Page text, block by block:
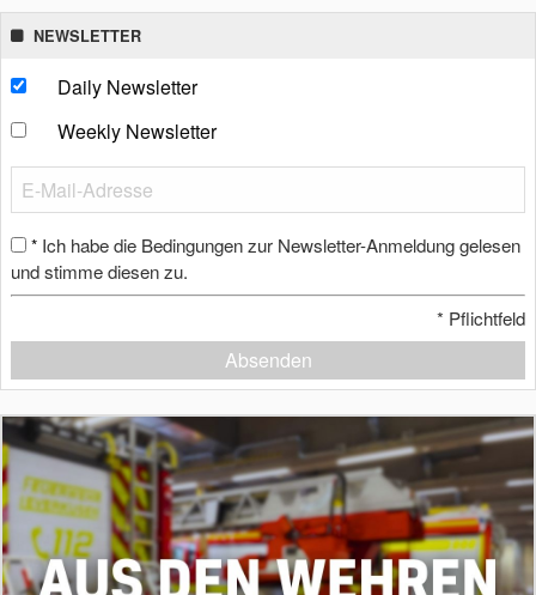
NEWSLETTER
Daily Newsletter
Weekly Newsletter
* Ich habe die Bedingungen zur Newsletter-Anmeldung gelesen
und stimme diesen zu.
* Pflichtfeld
Absenden